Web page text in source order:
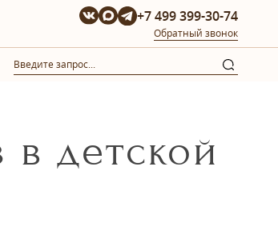
+7 499 399-30-74
Обратный звонок
детской